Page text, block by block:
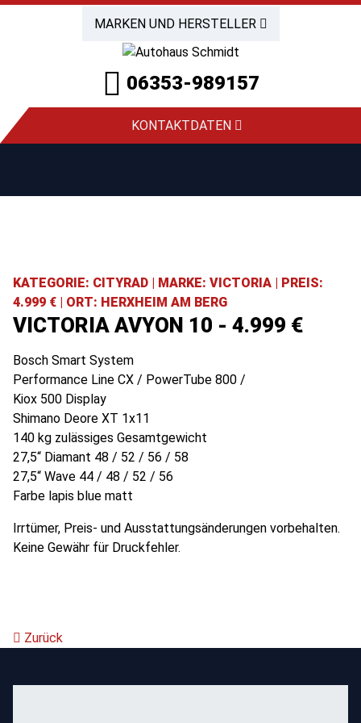
MARKEN UND HERSTELLER
06353-989157
KONTAKTDATEN
KATEGORIE: CITYRAD | MARKE: VICTORIA | PREIS:
4.999 € | ORT: HERXHEIM AM BERG
VICTORIA AVYON 10 - 4.999 €
Bosch Smart System
Performance Line CX / PowerTube 800 /
Kiox 500 Display
Shimano Deore XT 1x11
140 kg zulässiges Gesamtgewicht
27,5“ Diamant 48 / 52 / 56 / 58
27,5“ Wave 44 / 48 / 52 / 56
Farbe lapis blue matt
Irrtümer, Preis- und Ausstattungsänderungen vorbehalten.
Keine Gewähr für Druckfehler.
Zurück